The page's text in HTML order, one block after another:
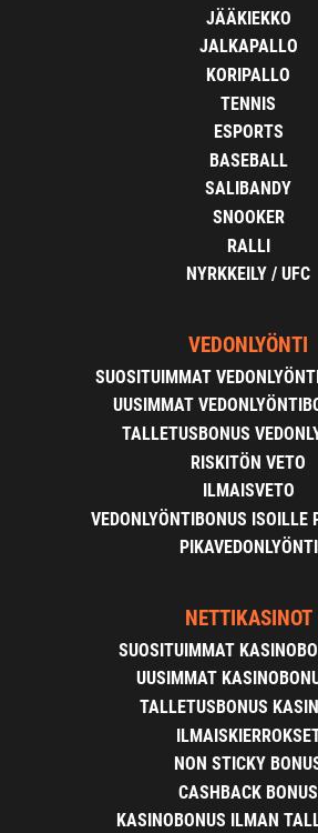
JÄÄKIEKKO
JALKAPALLO
KORIPALLO
TENNIS
ESPORTS
BASEBALL
SALIBANDY
SNOOKER
RALLI
NYRKKEILY / UFC
VEDONLYÖNTI
SUOSITUIMMAT
UUSIMMAT
TALLETUSBONUS
RISKITÖN VETO
ILMAISVETO
VEDONLYÖNTIBONUS ISOILLE
PIKAVEDONLYÖNTI
NETTIKASINOT
SUOSITUIMMAT
UUSIMMAT
TALLETUSBONUS
NON STICKY
CASHBACK BONUS
KASINOBONUS ILMAN